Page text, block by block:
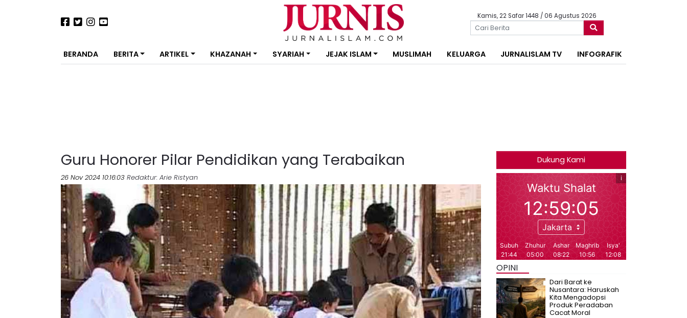
Kamis, 22 Safar 1448 / 06 Agustus 2026
BERANDA BERITA ARTIKEL KHAZANAH SYARIAH JEJAK ISLAM MUSLIMAH KELUARGA JURNALISLAM TV INFOGRAFIK
Guru Honorer Pilar Pendidikan yang Terabaikan
26 Nov 2024 10:16:03 Redaktur: Arie Ristyan
Dukung Kami
OPINI
Dari Barat ke
Nusantara: Haruskah
Kita Mengadopsi
Produk Peradaban
Cacat Moral